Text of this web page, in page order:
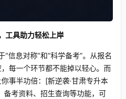
工具助力轻松上岸
“信息对称”和“科学备考”。从报名
每一个环节都不能掉以轻心。而
事半功倍：[新逆袭·甘肃专升本
备考资料、招生查询等功能，可